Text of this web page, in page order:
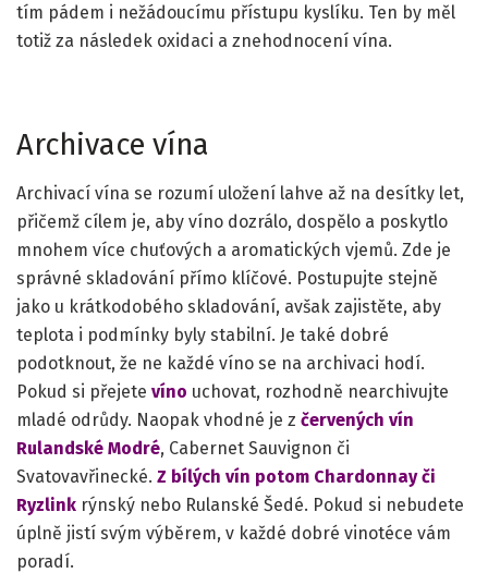
tím pádem i nežádoucímu přístupu kyslíku. Ten by měl
totiž za následek oxidaci a znehodnocení vína.
Archivace vína
Archivací vína se rozumí uložení lahve až na desítky let,
přičemž cílem je, aby víno dozrálo, dospělo a poskytlo
mnohem více chuťových a aromatických vjemů. Zde je
správné skladování přímo klíčové. Postupujte stejně
jako u krátkodobého skladování, avšak zajistěte, aby
teplota i podmínky byly stabilní. Je také dobré
podotknout, že ne každé víno se na archivaci hodí.
Pokud si přejete víno uchovat, rozhodně nearchivujte
mladé odrůdy. Naopak vhodné je z červených vín
Rulandské Modré, Cabernet Sauvignon či
Svatovavřinecké. Z bílých vín potom Chardonnay či
Ryzlink rýnský nebo Rulanské Šedé. Pokud si nebudete
úplně jistí svým výběrem, v každé dobré vinotéce vám
poradí.